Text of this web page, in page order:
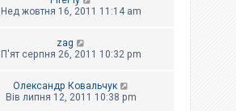
Нед жовтня 16, 2011 11:14 am
zag
П'ят серпня 26, 2011 10:32 pm
Олександр Ковальчук
Вів липня 12, 2011 10:38 pm